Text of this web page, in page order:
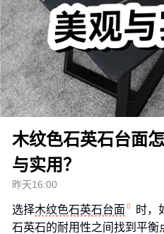
木纹色石英石台面
与实用？
昨天16:00
选择木纹色石英石台面
时，
石英石的耐用性之间找到平衡